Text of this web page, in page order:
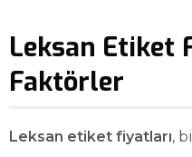
Leksan Etiket
Faktörler
Leksan etiket fiyatları,